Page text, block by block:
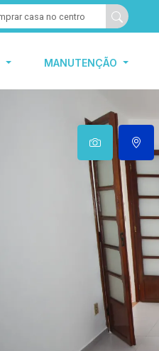
MANUTENÇÃO